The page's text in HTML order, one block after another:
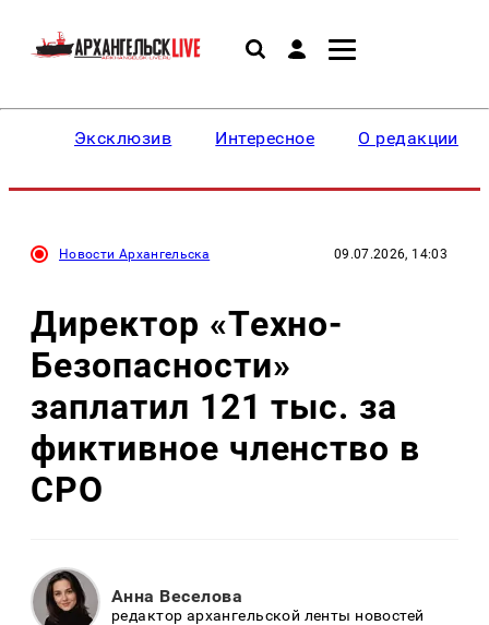
Эксклюзив Интересное О редакции
Новости Архангельска 09.07.2026, 14:03
Директор «Техно-
Безопасности»
заплатил 121 тыс. за
фиктивное членство в
СРО
Анна Веселова
редактор архангельской ленты новостей